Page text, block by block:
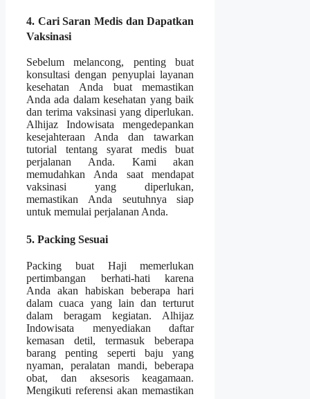
4. Cari Saran Medis dan Dapatkan
Vaksinasi
Sebelum melancong, penting buat
konsultasi dengan penyuplai layanan
kesehatan Anda buat memastikan
Anda ada dalam kesehatan yang baik
dan terima vaksinasi yang diperlukan.
Alhijaz Indowisata mengedepankan
kesejahteraan Anda dan tawarkan
tutorial tentang syarat medis buat
perjalanan Anda. Kami akan
memudahkan Anda saat mendapat
vaksinasi yang diperlukan,
memastikan Anda seutuhnya siap
untuk memulai perjalanan Anda.
5. Packing Sesuai
Packing buat Haji memerlukan
pertimbangan berhati-hati karena
Anda akan habiskan beberapa hari
dalam cuaca yang lain dan terturut
dalam beragam kegiatan. Alhijaz
Indowisata menyediakan daftar
kemasan detil, termasuk beberapa
barang penting seperti baju yang
nyaman, peralatan mandi, beberapa
obat, dan aksesoris keagamaan.
Mengikuti referensi akan memastikan